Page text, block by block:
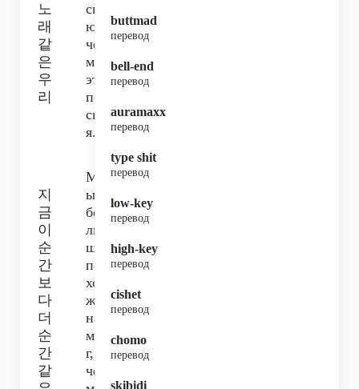
노
래
같
은
우
리
сн
ю,
че
м
эта
пе
сн
я.
지
금
이
순
간
보
다
더
순
간
같
М
ы
бо
ль
ше
по
хо
жи
на
ми
г,
че
buttmad
перевод
bell-end
перевод
auramaxx
перевод
type shit
перевод
low-key
перевод
high-key
перевод
cishet
перевод
chomo
перевод
skibidi